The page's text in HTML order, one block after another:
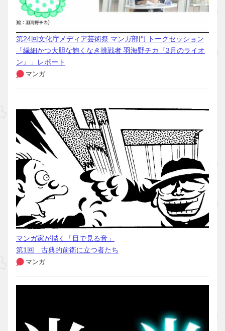
第24回文化庁メディア芸術祭 マンガ部門 トークセッション
「繊細かつ大胆な飽くなき挑戦者 羽海野チカ『3月のライオ
ン』」レポート
マンガ
マンガ家が描く「目で見る音」
第1回 古典的前衛に立つ者たち
マンガ